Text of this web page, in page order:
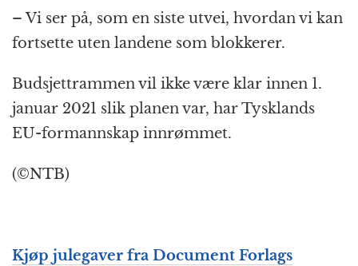
– Vi ser på, som en siste utvei, hvordan vi kan
fortsette uten landene som blokkerer.
Budsjettrammen vil ikke være klar innen 1.
januar 2021 slik planen var, har Tysklands
EU-formannskap innrømmet.
(©NTB)
Kjøp julegaver fra Document Forlags